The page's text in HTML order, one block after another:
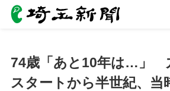
74歳「あと10年は…」
スタートから半世紀、当